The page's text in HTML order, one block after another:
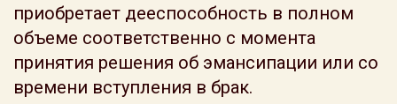
приобретает дееспособность в полном
объеме соответственно с момента
принятия решения об эмансипации или со
времени вступления в брак.